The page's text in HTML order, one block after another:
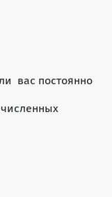
вас постоянно